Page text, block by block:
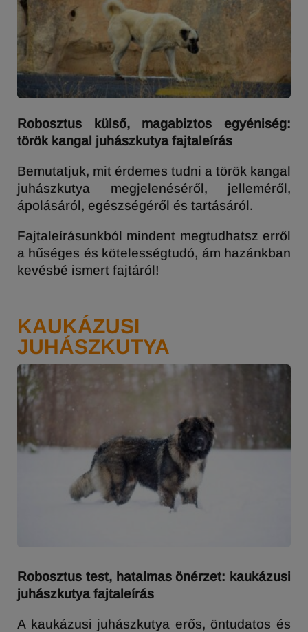
Robosztus külső, magabiztos egyéniség:
török kangal juhászkutya fajtaleírás
Bemutatjuk, mit érdemes tudni a török kangal
juhászkutya megjelenéséről, jelleméről,
ápolásáról, egészségéről és tartásáról.
Fajtaleírásunkból mindent megtudhatsz erről
a hűséges és kötelességtudó, ám hazánkban
kevésbé ismert fajtáról!
KAUKÁZUSI
JUHÁSZKUTYA
Robosztus test, hatalmas önérzet: kaukázusi
juhászkutya fajtaleírás
A kaukázusi juhászkutya erős, öntudatos és